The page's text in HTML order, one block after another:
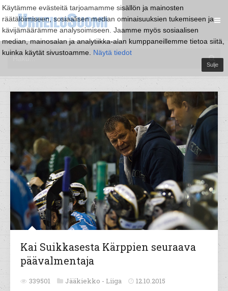
Käytämme evästeitä tarjoamamme sisällön ja mainosten
räätälöimiseen, sosiaalisen median ominaisuuksien tukemiseen ja
kävijämäärämme analysoimiseen. Jaamme myös sosiaalisen
median, mainosalan ja analytiikka-alan kumppaneillemme tietoa siitä,
kuinka käytät sivustoamme. Näytä tiedot
Sulje
Kai Suikkasesta Kärppien seuraava
päävalmentaja
339501 Jääkiekko - Liiga 12.10.2015